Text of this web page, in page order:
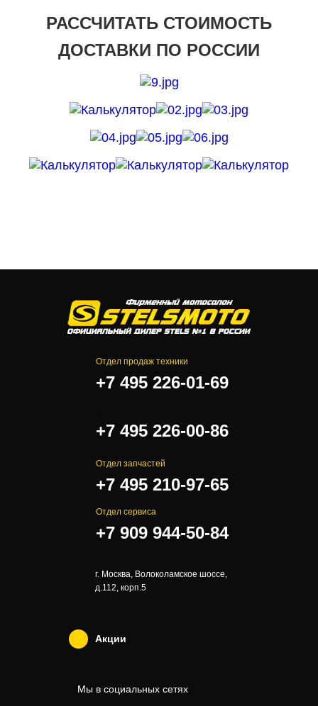
РАССЧИТАТЬ СТОИМОСТЬ
ДОСТАВКИ ПО РОССИИ
Отдел продаж техники
+7 495 226-01-69
+7 495 226-00-86
Отдел запчастей
+7 495 210-97-65
Отдел сервиса
+7 909 944-50-84
г. Москва, Волоколамское шоссе,
д.112, корп.5
Акции
Мы в социальных сетях